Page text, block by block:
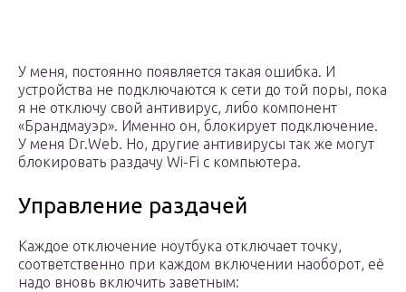
У меня, постоянно появляется такая ошибка. И
устройства не подключаются к сети до той поры, пока
я не отключу свой антивирус, либо компонент
«Брандмауэр». Именно он, блокирует подключение.
У меня Dr.Web. Но, другие антивирусы так же могут
блокировать раздачу Wi-Fi с компьютера.
Управление раздачей
Каждое отключение ноутбука отключает точку,
соответственно при каждом включении наоборот, её
надо вновь включить заветным: